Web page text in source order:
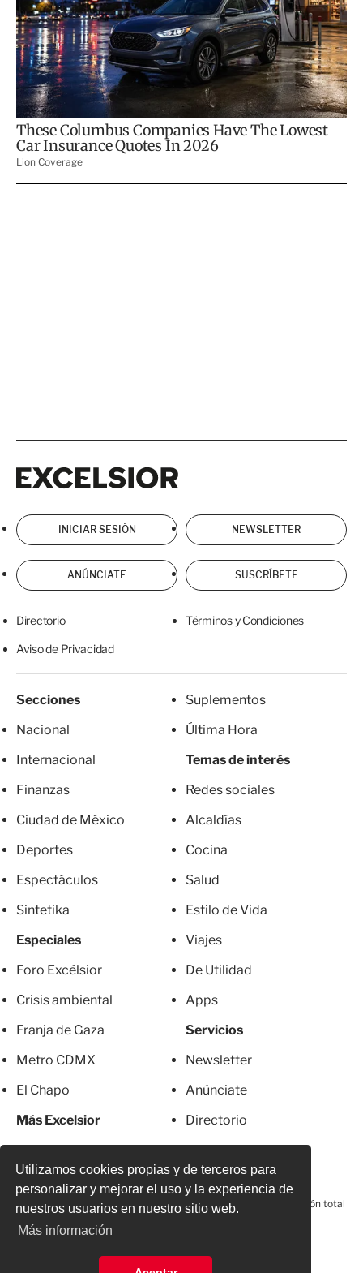
Utilizamos cookies propias y de terceros para
personalizar y mejorar el uso y la experiencia de
nuestros usuarios en nuestro sitio web.
Más información
INICIAR SESIÓN NEWSLETTER
ANÚNCIATE SUSCRÍBETE
Directorio Términos y Condiciones
Aviso de Privacidad
Secciones
Nacional
Internacional
Finanzas
Ciudad de México
Deportes
Espectáculos
Sintetika
Especiales
Foro Excélsior
Crisis ambiental
Franja de Gaza
Metro CDMX
El Chapo
Más Excelsior
Suplementos
Última Hora
Temas de interés
Redes sociales
Alcaldías
Cocina
Salud
Estilo de Vida
Viajes
De Utilidad
Apps
Servicios
Newsletter
Anúnciate
Directorio
© 2026 Todos los derechos reservados. Prohibida la reproducción total
o parcial, incluyendo cualquier medio electrónico*